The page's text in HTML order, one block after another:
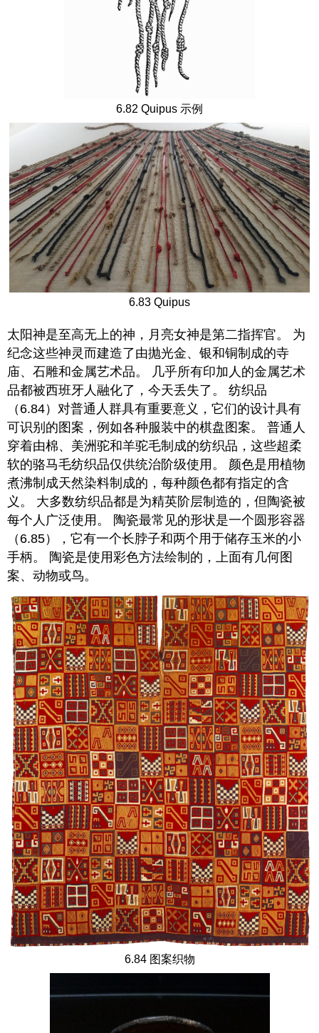
6.82 Quipus 示例
6.83 Quipus
太阳神是至高无上的神，月亮女神是第二指挥官。 为
纪念这些神灵而建造了由抛光金、银和铜制成的寺
庙、石雕和金属艺术品。 几乎所有印加人的金属艺术
品都被西班牙人融化了，今天丢失了。 纺织品
（6.84）对普通人群具有重要意义，它们的设计具有
可识别的图案，例如各种服装中的棋盘图案。 普通人
穿着由棉、美洲驼和羊驼毛制成的纺织品，这些超柔
软的骆马毛纺织品仅供统治阶级使用。 颜色是用植物
煮沸制成天然染料制成的，每种颜色都有指定的含
义。 大多数纺织品都是为精英阶层制造的，但陶瓷被
每个人广泛使用。 陶瓷最常见的形状是一个圆形容器
（6.85），它有一个长脖子和两个用于储存玉米的小
手柄。 陶瓷是使用彩色方法绘制的，上面有几何图
案、动物或鸟。
6.84 图案织物